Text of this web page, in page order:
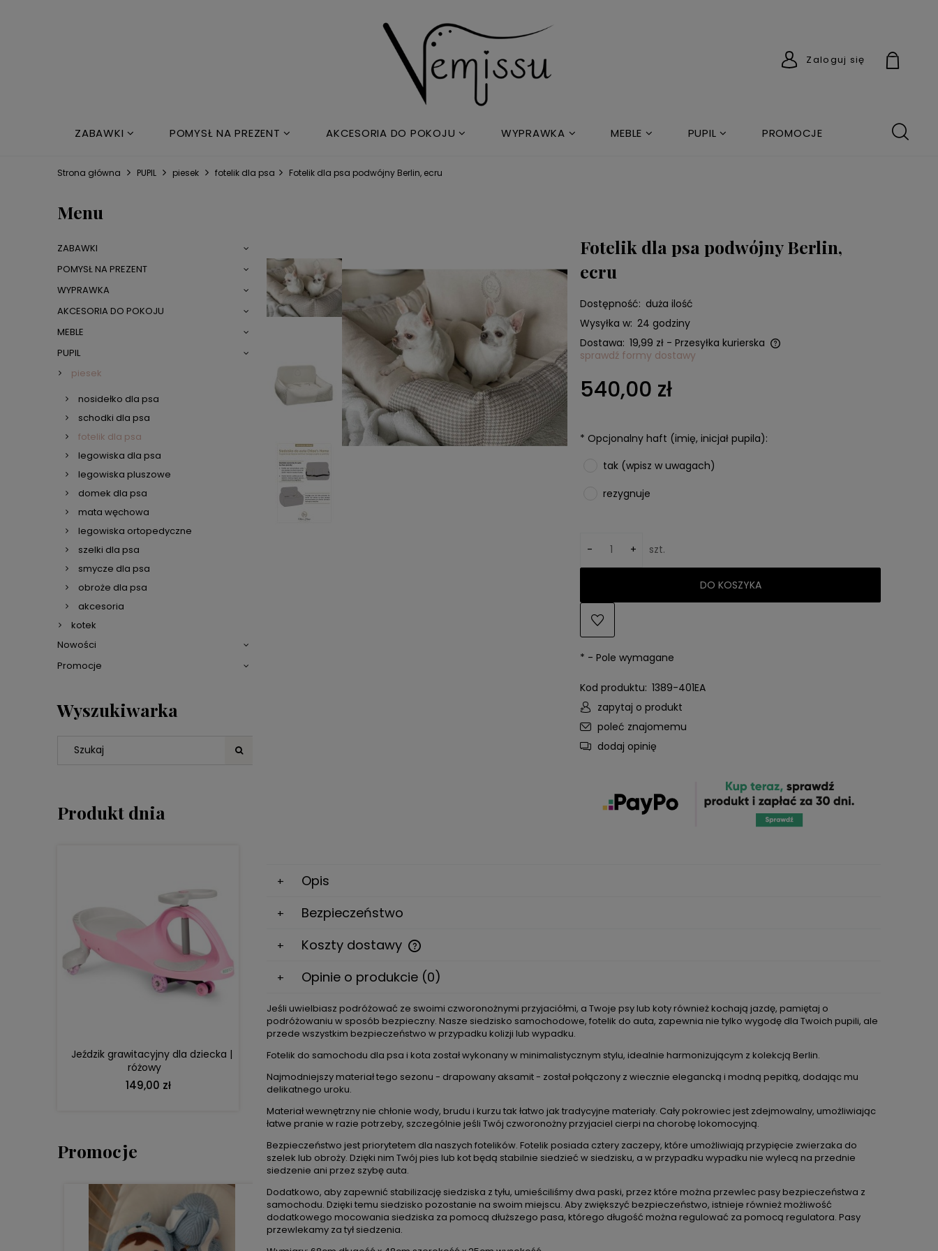
Zaloguj się
ZABAWKI POMYSŁ NA PREZENT AKCESORIA DO POKOJU WYPRAWKA MEBLE PUPIL PROMOCJE
NOWOŚCI ŁÓŻKO DZIECIĘCE
Strona główna PUPIL piesek fotelik dla psa Fotelik dla psa podwójny Berlin, ecru
Menu
ZABAWKI
POMYSŁ NA PREZENT
WYPRAWKA
AKCESORIA DO POKOJU
MEBLE
PUPIL
piesek
nosidełko dla psa
schodki dla psa
fotelik dla psa
legowiska dla psa
legowiska pluszowe
domek dla psa
mata węchowa
legowiska ortopedyczne
szelki dla psa
smycze dla psa
obroże dla psa
akcesoria
kotek
Nowości
Promocje
Wyszukiwarka
Produkt dnia
Jeździk grawitacyjny dla dziecka |
różowy
149,00 zł
DO KOSZYKA
Promocje
Fotelik dla psa podwójny Berlin,
ecru
Dostępność: duża ilość
Wysyłka w: 24 godziny
Dostawa: 19,99 zł - Przesyłka kurierska
kosztów płatności
sprawdź formy dostawy
540,00 zł
* Opcjonalny haft (imię, inicjał pupila):
tak (wpisz w uwagach)
rezygnuje
- + szt.
DO KOSZYKA
* - Pole wymagane
Kod produktu: 1389-401EA
zapytaj o produkt
poleć znajomemu
dodaj opinię
Opis
Bezpieczeństwo
Koszty dostawy
Cena nie zawiera ewentualnych
Opinie o produkcie (0)
Jeśli uwielbiasz podróżować ze swoimi czworonożnymi przyjaciółmi, a Twoje psy lub koty również kochają jazdę, pamiętaj o
podróżowaniu w sposób bezpieczny. Nasze siedzisko samochodowe, fotelik do auta, zapewnia nie tylko wygodę dla Twoich pupili, ale
przede wszystkim bezpieczeństwo w przypadku kolizji lub wypadku.
Fotelik do samochodu dla psa i kota został wykonany w minimalistycznym stylu, idealnie harmonizującym z kolekcją Berlin.
Najmodniejszy materiał tego sezonu - drapowany aksamit - został połączony z wiecznie elegancką i modną pepitką, dodając mu
delikatnego uroku.
Materiał wewnętrzny nie chłonie wody, brudu i kurzu tak łatwo jak tradycyjne materiały. Cały pokrowiec jest zdejmowalny, umożliwiając
łatwe pranie w razie potrzeby, szczególnie jeśli Twój czworonożny przyjaciel cierpi na chorobę lokomocyjną.
Bezpieczeństwo jest priorytetem dla naszych fotelików. Fotelik posiada cztery zaczepy, które umożliwiają przypięcie zwierzaka do
szelek lub obroży. Dzięki nim Twój pies lub kot będą stabilnie siedzieć w siedzisku, a w przypadku wypadku nie wylecą na przednie
siedzenie ani przez szybę auta.
Dodatkowo, aby zapewnić stabilizację siedziska z tyłu, umieściliśmy dwa paski, przez które można przewlec pasy bezpieczeństwa z
samochodu. Dzięki temu siedzisko pozostanie na swoim miejscu. Aby zwiększyć bezpieczeństwo, istnieje również możliwość
dodatkowego mocowania siedziska za pomocą dłuższego pasa, którego długość można regulować za pomocą regulatora. Pasy
przewlekamy za tył siedzenia.